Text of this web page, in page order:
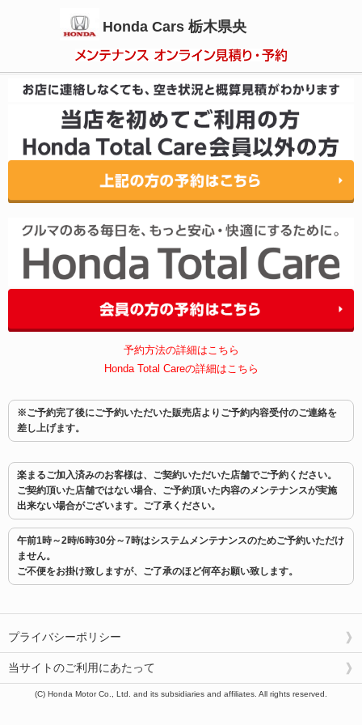
Honda Cars 栃木県央
予約方法の詳細はこちら
Honda Total Careの詳細はこちら
※ご予約完了後にご予約いただいた販売店よりご予約内容受付のご連絡を
差し上げます。
楽まるご加入済みのお客様は、ご契約いただいた店舗でご予約ください。
ご契約頂いた店舗ではない場合、ご予約頂いた内容のメンテナンスが実施
出来ない場合がございます。ご了承ください。
午前1時～2時/6時30分～7時はシステムメンテナンスのためご予約いただけ
ません。
ご不便をお掛け致しますが、ご了承のほど何卒お願い致します。
プライバシーポリシー
当サイトのご利用にあたって
(C) Honda Motor Co., Ltd. and its subsidiaries and affiliates. All rights reserved.